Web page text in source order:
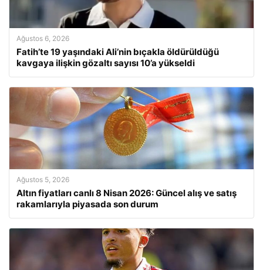
Ağustos 6, 2026
Fatih’te 19 yaşındaki Ali’nin bıçakla öldürüldüğü
kavgaya ilişkin gözaltı sayısı 10’a yükseldi
Ağustos 5, 2026
Altın fiyatları canlı 8 Nisan 2026: Güncel alış ve satış
rakamlarıyla piyasada son durum